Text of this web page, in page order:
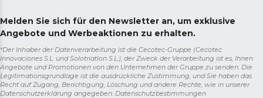
Melden Sie sich für den Newsletter an, um exklusive
Angebote und Werbeaktionen zu erhalten.
*Der Inhaber der Datenverarbeitung ist die Cecotec-Gruppe (Cecotec
Innovaciones S.L. und Solotriatlon S.L.), der Zweck der Verarbeitung ist es, Ihnen
Angebote und Promotionen von den Unternehmen der Gruppe zu senden. Die
Legitimationsgrundlage ist die ausdrückliche Zustimmung, und Sie haben das
Recht auf Zugang, Berichtigung, Löschung und andere Rechte, wie in unserer
Datenschutzerklärung angegeben. Datenschutzbestimmungen